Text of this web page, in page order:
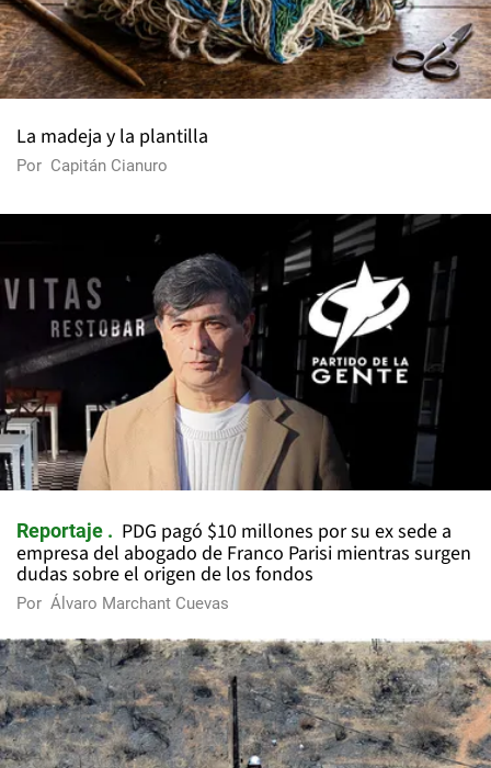
La madeja y la plantilla
Por Capitán Cianuro
Reportaje
PDG pagó $10 millones por su ex sede a
empresa del abogado de Franco Parisi mientras surgen
dudas sobre el origen de los fondos
Por Álvaro Marchant Cuevas